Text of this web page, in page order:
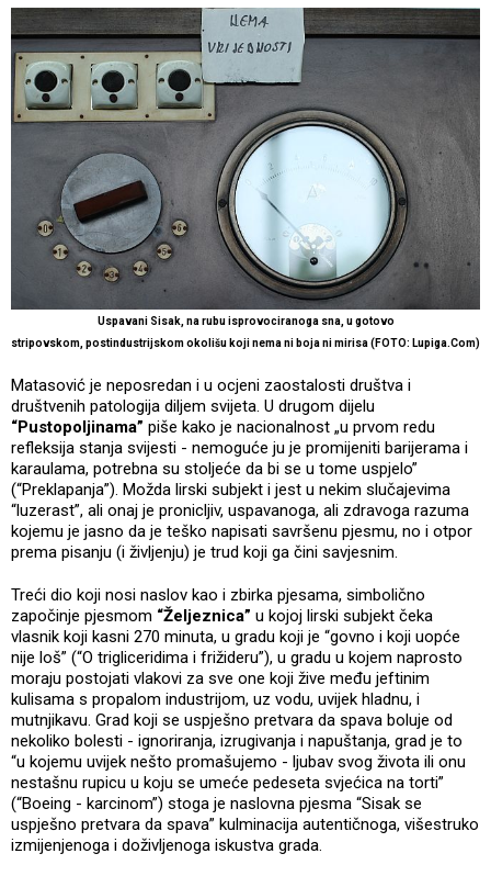
Uspavani Sisak, na rubu isprovociranoga sna, u gotovo
stripovskom, postindustrijskom okolišu koji nema ni boja ni mirisa (FOTO: Lupiga.Com)
Matasović je neposredan i u ocjeni zaostalosti društva i
društvenih patologija diljem svijeta. U drugom dijelu
“Pustopoljinama” piše kako je nacionalnost „u prvom redu
refleksija stanja svijesti - nemoguće ju je promijeniti barijerama i
karaulama, potrebna su stoljeće da bi se u tome uspjelo”
(“Preklapanja”). Možda lirski subjekt i jest u nekim slučajevima
“luzerast”, ali onaj je pronicljiv, uspavanoga, ali zdravoga razuma
kojemu je jasno da je teško napisati savršenu pjesmu, no i otpor
prema pisanju (i življenju) je trud koji ga čini savjesnim.
Treći dio koji nosi naslov kao i zbirka pjesama, simbolično
započinje pjesmom “Željeznica” u kojoj lirski subjekt čeka
vlasnik koji kasni 270 minuta, u gradu koji je “govno i koji uopće
nije loš” (“O trigliceridima i frižideru”), u gradu u kojem naprosto
moraju postojati vlakovi za sve one koji žive među jeftinim
kulisama s propalom industrijom, uz vodu, uvijek hladnu, i
mutnjikavu. Grad koji se uspješno pretvara da spava boluje od
nekoliko bolesti - ignoriranja, izrugivanja i napuštanja, grad je to
“u kojemu uvijek nešto promašujemo - ljubav svog života ili onu
nestašnu rupicu u koju se umeće pedeseta svjećica na torti”
(“Boeing - karcinom”) stoga je naslovna pjesma “Sisak se
uspješno pretvara da spava” kulminacija autentičnoga, višestruko
izmijenjenoga i doživljenoga iskustva grada.